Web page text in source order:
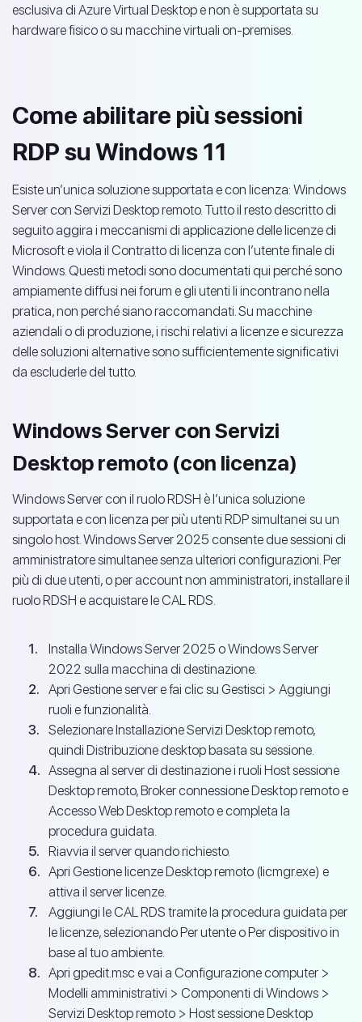
esclusiva di Azure Virtual Desktop e non è supportata su
hardware fisico o su macchine virtuali on-premises.
Come abilitare più sessioni
RDP su Windows 11
Esiste un’unica soluzione supportata e con licenza: Windows
Server con Servizi Desktop remoto. Tutto il resto descritto di
seguito aggira i meccanismi di applicazione delle licenze di
Microsoft e viola il Contratto di licenza con l’utente finale di
Windows. Questi metodi sono documentati qui perché sono
ampiamente diffusi nei forum e gli utenti li incontrano nella
pratica, non perché siano raccomandati. Su macchine
aziendali o di produzione, i rischi relativi a licenze e sicurezza
delle soluzioni alternative sono sufficientemente significativi
da escluderle del tutto.
Windows Server con Servizi
Desktop remoto (con licenza)
Windows Server con il ruolo RDSH è l’unica soluzione
supportata e con licenza per più utenti RDP simultanei su un
singolo host. Windows Server 2025 consente due sessioni di
amministratore simultanee senza ulteriori configurazioni. Per
più di due utenti, o per account non amministratori, installare il
ruolo RDSH e acquistare le CAL RDS.
Installa Windows Server 2025 o Windows Server
2022 sulla macchina di destinazione.
Apri Gestione server e fai clic su Gestisci > Aggiungi
ruoli e funzionalità.
Selezionare Installazione Servizi Desktop remoto,
quindi Distribuzione desktop basata su sessione.
Assegna al server di destinazione i ruoli Host sessione
Desktop remoto, Broker connessione Desktop remoto e
Accesso Web Desktop remoto e completa la
procedura guidata.
Riavvia il server quando richiesto.
Apri Gestione licenze Desktop remoto (licmgr.exe) e
attiva il server licenze.
Aggiungi le CAL RDS tramite la procedura guidata per
le licenze, selezionando Per utente o Per dispositivo in
base al tuo ambiente.
Apri gpedit.msc e vai a Configurazione computer >
Modelli amministrativi > Componenti di Windows >
Servizi Desktop remoto > Host sessione Desktop